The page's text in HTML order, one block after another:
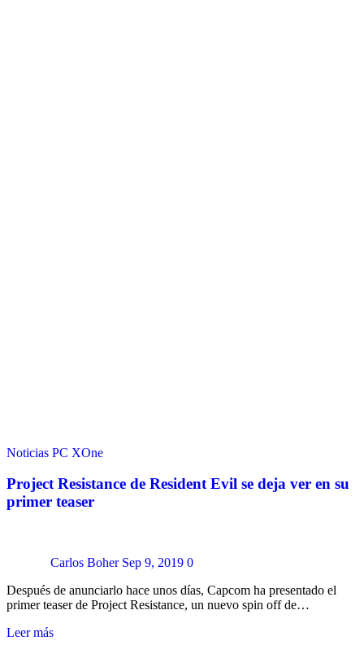
Noticias PC XOne
Project Resistance de Resident Evil se deja ver en su
primer teaser
Carlos Boher Sep 9, 2019 0
Después de anunciarlo hace unos días, Capcom ha presentado el
primer teaser de Project Resistance, un nuevo spin off de…
Leer más